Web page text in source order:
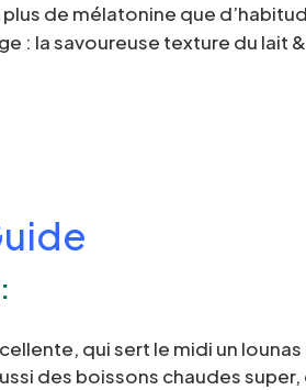
de mélatonine que
: la savoureuse texture du lait
qui sert le midi un lounas
des boissons chaudes super,